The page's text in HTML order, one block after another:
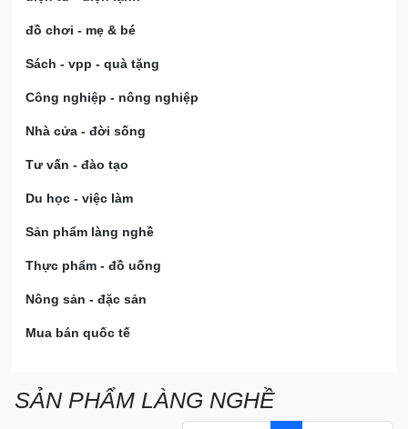
đồ chơi - mẹ & bé
Sách - vpp - quà tặng
Công nghiệp - nông nghiệp
Nhà cửa - đời sống
Tư vấn - đào tạo
Du học - việc làm
Sản phẩm làng nghề
Thực phẩm - đồ uống
Nông sản - đặc sản
Mua bán quốc tế
SẢN PHẨM LÀNG NGHỀ